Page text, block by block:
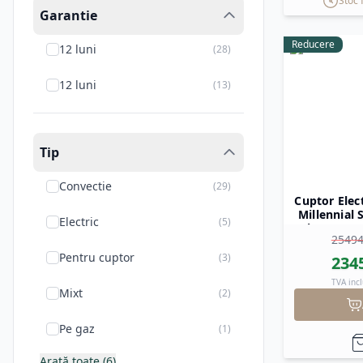
Garantie
12 luni (28)
12 luni (13)
Tip
Convectie (29)
Electric (5)
Pentru cuptor (3)
Mixt (2)
Pe gaz (1)
Reducere
Cuptor
Millennial
tavi x 600 x
25494
TVA